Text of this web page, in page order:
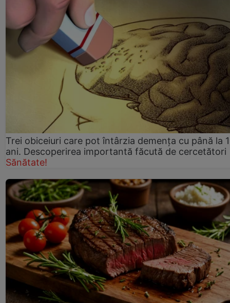
Trei obiceiuri care pot întârzia demența cu până la
ani. Descoperirea importantă făcută de cercetători
Sănătate!